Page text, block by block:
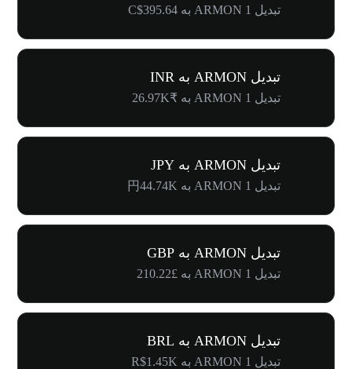
تبدیل 1 ARMON به C$395.64
تبدیل ARMON به INR
تبدیل 1 ARMON به ₹26.97K
تبدیل ARMON به JPY
تبدیل 1 ARMON به 円44.74K
تبدیل ARMON به GBP
تبدیل 1 ARMON به £210.22
تبدیل ARMON به BRL
تبدیل 1 ARMON به R$1.45K